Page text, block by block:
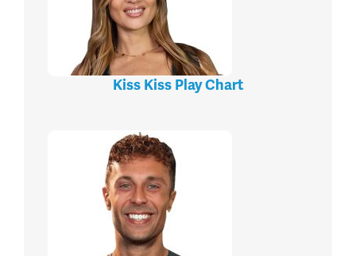
Kiss Kiss Play Chart